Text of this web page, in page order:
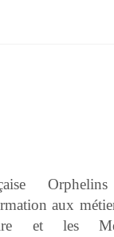
aux
et les